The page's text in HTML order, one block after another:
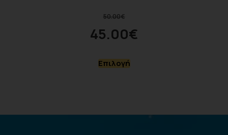
50.00€
45.00€
Επιλογή